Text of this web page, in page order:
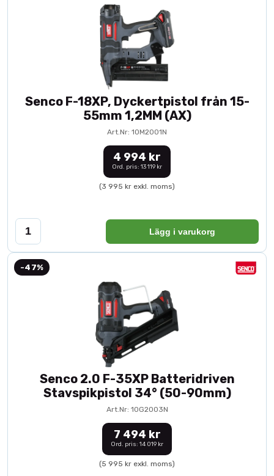
Senco F-18XP, Dyckertpistol från 15-
55mm 1,2MM (AX)
Art.Nr: 10M2001N
4 994 kr
Ord. pris: 13 119 kr
(3 995 kr exkl. moms)
Lägg i varukorg
-47%
Senco 2.0 F-35XP Batteridriven
Stavspikpistol 34° (50-90mm)
Art.Nr: 10G2003N
7 494 kr
Ord. pris: 14 019 kr
(5 995 kr exkl. moms)